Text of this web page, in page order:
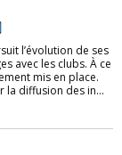
l’évolution de ses
avec les clubs. À ce
mis en place.
la diffusion des in...